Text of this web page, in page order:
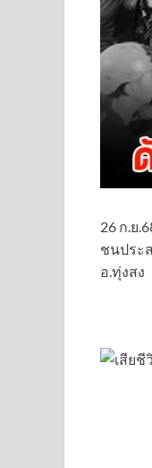
26 ก.ย
ชนประ
อ.ทุ่งสง